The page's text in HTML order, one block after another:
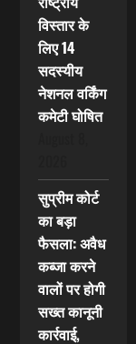
विस्तार के
लिए 14
सदस्यीय
नेशनल वर्किंग
कमेटी घोषित
सुप्रीम कोर्ट
का बड़ा
फैसला: अवैध
कब्जा करने
वालों पर होगी
सख्त कानूनी
कार्रवाई,